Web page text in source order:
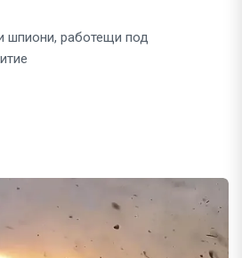
шпиони, работещи под